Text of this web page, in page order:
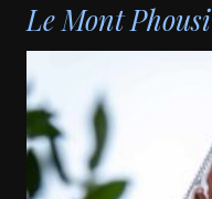
Le Mont Phousi